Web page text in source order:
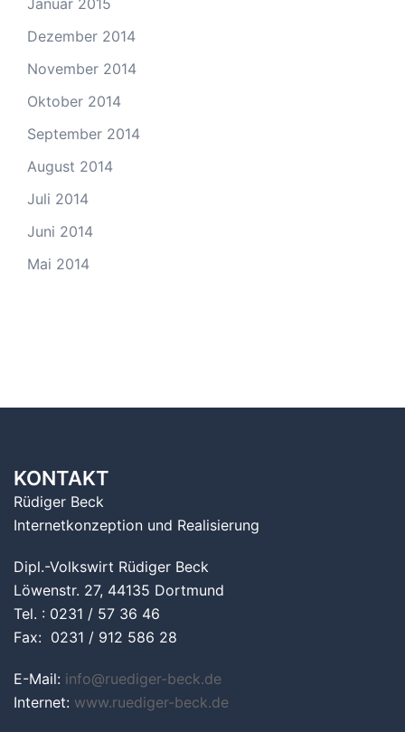
Januar 2015
Dezember 2014
November 2014
Oktober 2014
September 2014
August 2014
Juli 2014
Juni 2014
Mai 2014
KONTAKT
Rüdiger Beck
Internetkonzeption und Realisierung
Dipl.-Volkswirt Rüdiger Beck
Löwenstr. 27, 44135 Dortmund
Tel. : 0231 / 57 36 46
Fax: 0231 / 912 586 28
E-Mail: info@ruediger-beck.de
Internet: www.ruediger-beck.de